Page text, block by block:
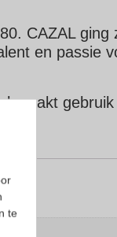
CAZAL
en passie
maakt
te